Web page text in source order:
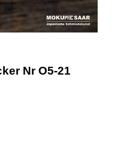
Nr O5-21